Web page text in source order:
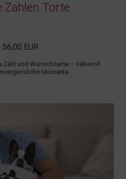
Zahlen Torte
56,00 EUR
und Wunschname – liebevoll
Momente.